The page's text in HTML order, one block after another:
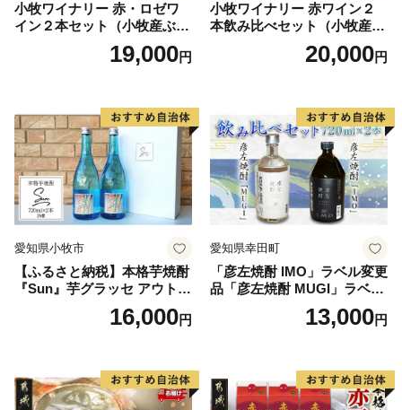
小牧ワイナリー 赤・ロゼワ
イン２本セット（小牧産ぶど
19,000円
小牧ワイナリー 赤ワイン２
本飲み比べセット（小牧産ぶ
どう100％使用）20,000円
愛知県小牧市
【ふるさと納税】本格芋焼酎
『Sun』芋グラッセ アウトド
ア ソロキャンプ ベランピン
グ 巣ごもり 就労支援16,000円
愛知県幸田町
「彦左焼酎 IMO」ラベル変更
品「彦左焼酎 MUGI」ラベル
変更品 飲み比べ セット 合計
2本 720ml×各1本 25度 焼酎
13,000円